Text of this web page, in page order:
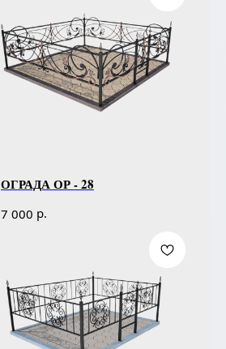
ОГРАДА ОР - 28
7 000 р.